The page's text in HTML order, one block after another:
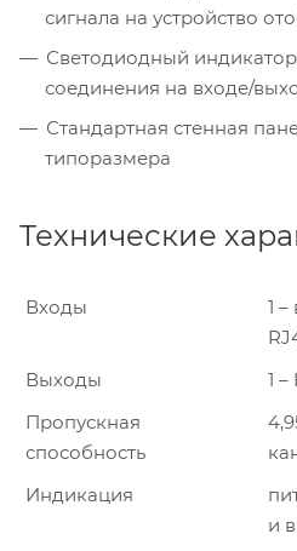
сигнала на устройство
Светодиодный
соединения на входе/
Стандартная стенная
типоразмера
Технические
Входы
1
Выходы
1
Пропускная
способность
Индикация
и